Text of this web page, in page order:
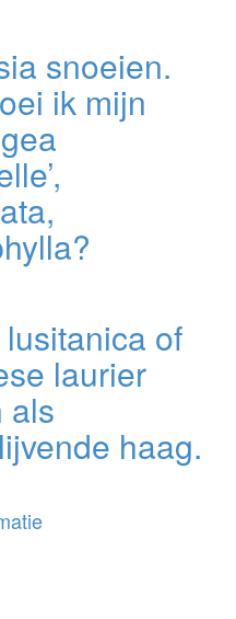
snoeien.
ik mijn
of
laurier
als
haag.